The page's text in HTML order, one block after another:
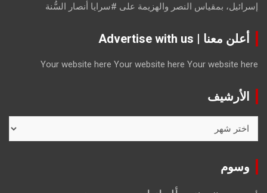
إسرائيل، بمقياس النصر والهزيمة على #سرايا أنصار السُّنة
أعلن معنا | Advertise with us
Your website here Your website here Your website here
الأرشيف
وسوم